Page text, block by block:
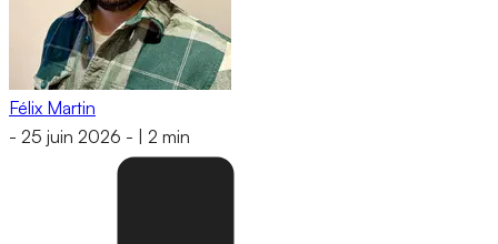
Félix Martin
- 25 juin 2026 - 2 min